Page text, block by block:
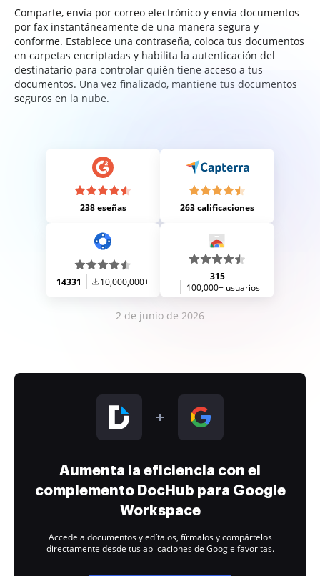
Comparte, envía por correo electrónico y envía documentos
por fax instantáneamente de una manera segura y
conforme. Establece una contraseña, coloca tus documentos
en carpetas encriptadas y habilita la autenticación del
destinatario para controlar quién tiene acceso a tus
documentos. Una vez finalizado, mantiene tus documentos
seguros en la nube.
238 eseñas 263 calificaciones
14331 10,000,000+
315
100,000+ usuarios
2 de junio de 2026
Aumenta la eficiencia con el
complemento DocHub para Google
Workspace
Accede a documentos y edítalos, fírmalos y compártelos
directamente desde tus aplicaciones de Google favoritas.